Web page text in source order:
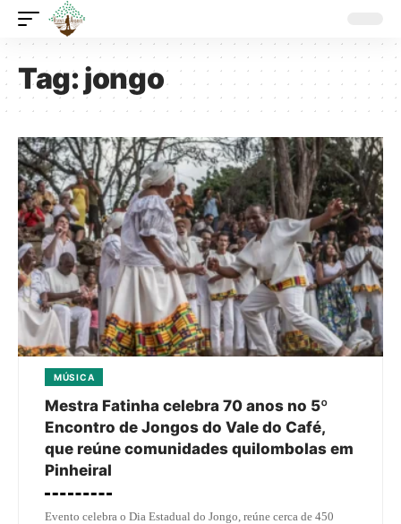
Tag:jongo
MÚSICA
Mestra Fatinha celebra 70 anos no 5º
Encontro de Jongos do Vale do Café,
que reúne comunidades quilombolas em
Pinheiral
Evento celebra o Dia Estadual do Jongo, reúne cerca de 450